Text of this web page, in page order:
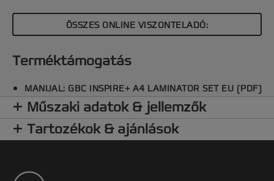
igazításához és egy 5x A4 méretű laminálófóliát
tartalmazó kezdőcsomagot (2 x 75 mikron). Ez a
működtethető, és 4 perc alatt bemelegszik. Akár
2x125 mikronos laminálófóliákkal is használható,
hogy dokumentumai professzionális felületet
kapjanak. Ez a GBC laminálógép hideglaminálás
üzemmóddal is rendelkezik a hőérzékeny anyagok
laminálásához. Mutassa meg kreativitását egy
pillanat alatt - csak a képzeletére van szüksége!
ÖSSZES ONLINE VISZONTELADÓ:
Terméktámogatás
MANUAL: GBC INSPIRE+ A4 LAMINATOR SET EU (PDF)
Műszaki adatok & jellemzők
Tartozékok & ajánlások